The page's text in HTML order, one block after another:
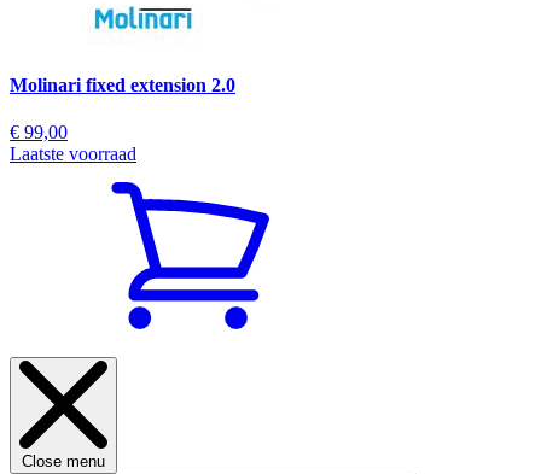
Molinari fixed extension 2.0
€ 99,00
Laatste voorraad
Close menu